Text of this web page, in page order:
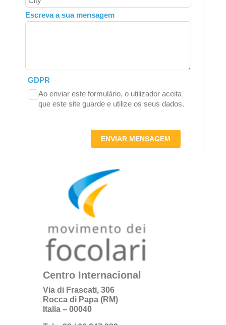
Escreva a sua mensagem
GDPR
Ao enviar este formulário, o utilizador aceita
que este site guarde e utilize os seus dados.
ENVIAR MENSAGEM
Centro Internacional
Via di Frascati, 306
Rocca di Papa (RM)
Italia – 00040